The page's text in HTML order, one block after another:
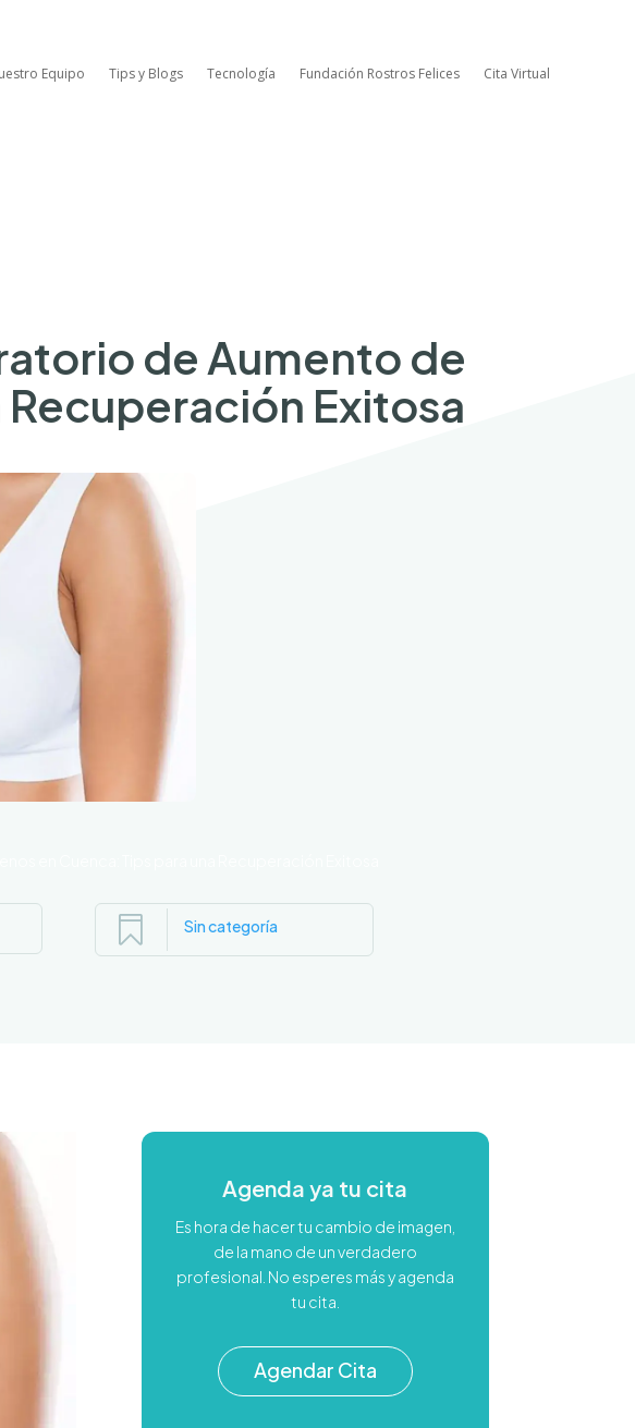
Equipo Tips y Blogs Tecnología Fundación Rostros Felices Cita Virtual
de Aumento de
Exitosa
 Sin categoría
Agenda ya tu cita
Es hora de hacer tu cambio de imagen,
de la mano de un verdadero
profesional. No esperes más y agenda
tu cita.
Agendar Cita